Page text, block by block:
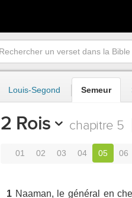
Louis-Segond Semeur
2 Rois chapitre 5
01 02 03 04 05 06
1 Naaman, le général en